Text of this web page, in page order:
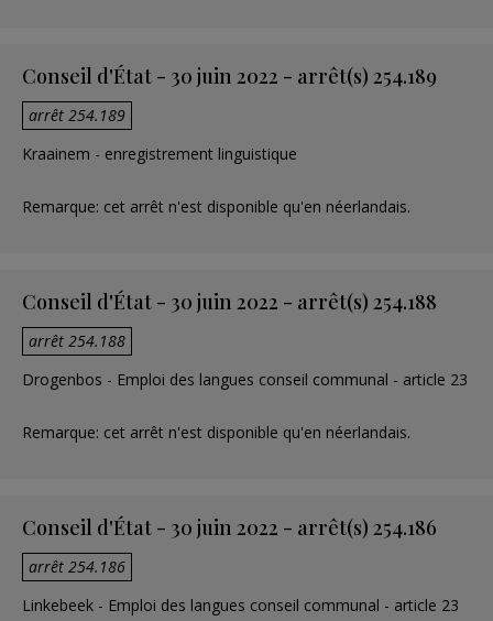
Conseil d'État - 30 juin 2022 - arrêt(s) 254.189
arrêt 254.189
Kraainem - enregistrement linguistique
Remarque: cet arrêt n'est disponible qu'en néerlandais.
Conseil d'État - 30 juin 2022 - arrêt(s) 254.188
arrêt 254.188
Drogenbos - Emploi des langues conseil communal - article 23
Remarque: cet arrêt n'est disponible qu'en néerlandais.
Conseil d'État - 30 juin 2022 - arrêt(s) 254.186
arrêt 254.186
Linkebeek - Emploi des langues conseil communal - article 23